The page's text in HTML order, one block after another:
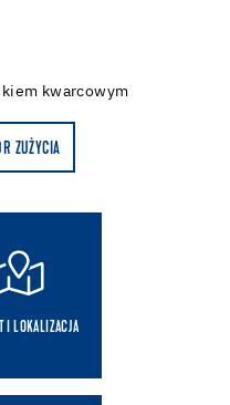
kwarcowym
ZUŻYCIA
I LOKALIZACJA